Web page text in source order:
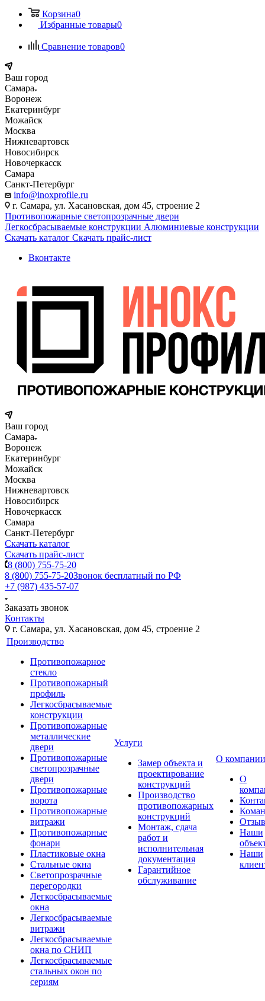
Корзина0
Избранные товары0
Сравнение товаров0
Ваш город
Самара
Воронеж
Екатеринбург
Можайск
Москва
Нижневартовск
Новосибирск
Новочеркасск
Самара
Санкт-Петербург
info@inoxprofile.ru
г. Самара, ул. Хасановская, дом 45, строение 2
Противопожарные светопрозрачные двери
Легкосбрасываемые конструкции Алюминиевые конструкции
Скачать каталог Скачать прайс-лист
Вконтакте
Ваш город
Самара
Воронеж
Екатеринбург
Можайск
Москва
Нижневартовск
Новосибирск
Новочеркасск
Самара
Санкт-Петербург
Скачать каталог
Скачать прайс-лист
8 (800) 755-75-20
8 (800) 755-75-20Звонок бесплатный по РФ
+7 (987) 435-57-07
Заказать звонок
Контакты
г. Самара, ул. Хасановская, дом 45, строение 2
Производство
Противопожарное
стекло
Противопожарный
профиль
Легкосбрасываемые
конструкции
Противопожарные
металлические
двери
Противопожарные
светопрозрачные
двери
Противопожарные
ворота
Противопожарные
витражи
Противопожарные
фонари
Пластиковые окна
Стальные окна
Светопрозрачные
перегородки
Легкосбрасываемые
окна
Легкосбрасываемые
витражи
Легкосбрасываемые
окна по СНИП
Легкосбрасываемые
стальных окон по
сериям
Услуги
Замер объекта и
проектирование
конструкций
Производство
противопожарных
конструкций
Монтаж, сдача
работ и
исполнительная
документация
Гарантийное
обслуживание
О компании
О
Наши
Наши